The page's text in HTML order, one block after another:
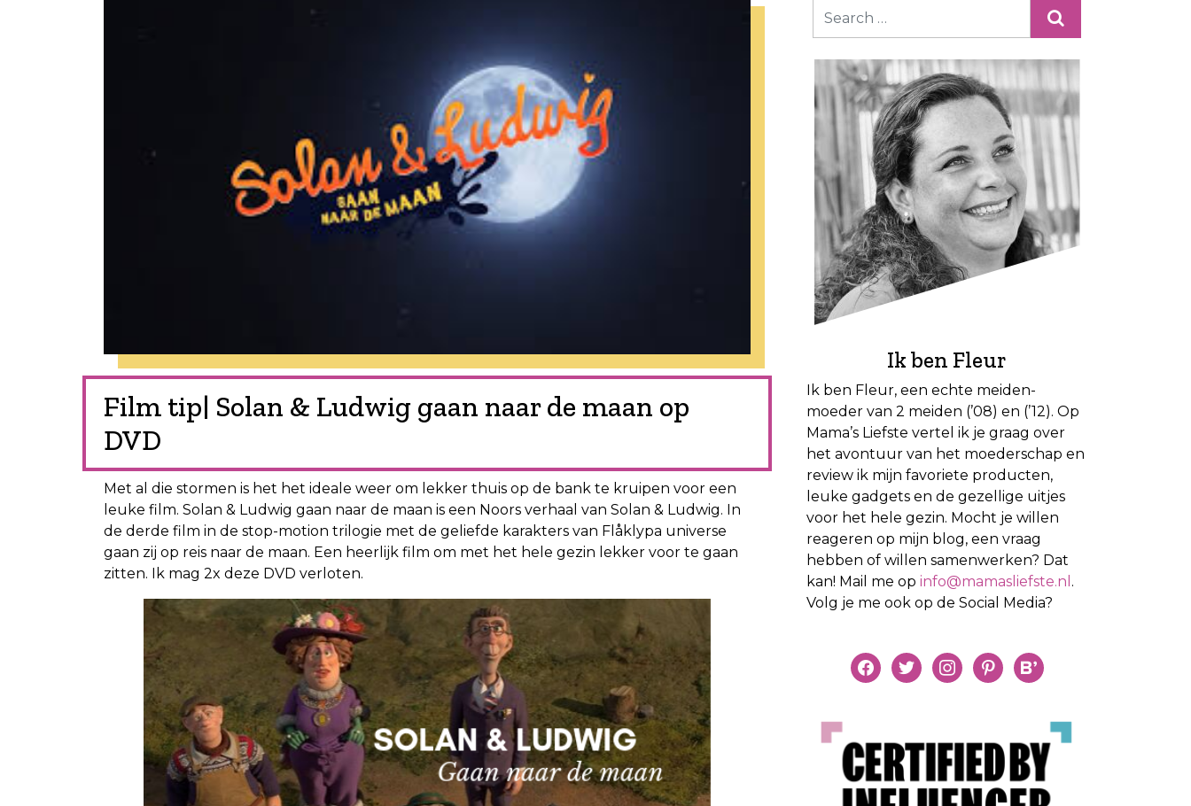
Film tip| Solan & Ludwig gaan naar de maan op
DVD
Met al die stormen is het het ideale weer om lekker thuis op de bank te kruipen voor een
leuke film. Solan & Ludwig gaan naar de maan is een Noors verhaal van Solan & Ludwig. In
de derde film in de stop-motion trilogie met de geliefde karakters van Flåklypa universe
gaan zij op reis naar de maan. Een heerlijk film om met het hele gezin lekker voor te gaan
zitten. Ik mag 2x deze DVD verloten.
Ik ben Fleur
Ik ben Fleur, een echte meiden-
moeder van 2 meiden (’08) en (’12). Op
Mama’s Liefste vertel ik je graag over
het avontuur van het moederschap en
review ik mijn favoriete producten,
leuke gadgets en de gezellige uitjes
voor het hele gezin. Mocht je willen
reageren op mijn blog, een vraag
hebben of willen samenwerken? Dat
kan! Mail me op info@mamasliefste.nl .
Volg je me ook op de Social Media?
facebooktwitterinstagrampinterestbloglovin